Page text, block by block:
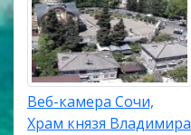
Веб-камера Сочи,
Храм князя Владимира